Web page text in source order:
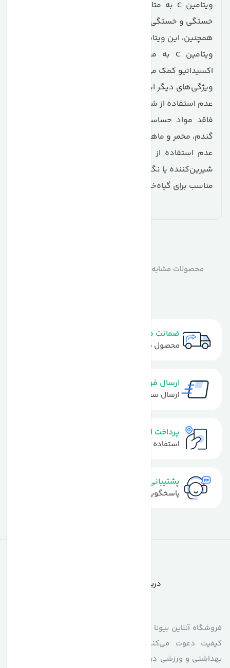
ویتامین C به متابولیسم طبیعی تولید انرژی و کاهش
خستگی و خستگی کمک می‌کند.
همچنین، این ویتامین باعث افزایش جذب آهن می‌شود.
ویتامین C به محافظت از سلول‌ها در برابر استرس
اکسیداتیو کمک می‌کند.
ویژگی‌های دیگر این محصول شامل:
عدم استفاده از شیرین‌کننده‌های مصنوعی.
فاقد مواد حساسیت‌زا مانند شیر، لاکتوز، سویا، گلوتن،
گندم، مخمر و ماهی.
عدم استفاده از هیچ‌گونه رنگ، طعم‌دهنده مصنوعی،
شیرین‌کننده یا نگهدارنده.
مناسب برای گیاه‌خواران.
ضمانت مرجوعی
محصول نباید آسیب دیده باشد
ارسال فوری
ارسال سفارش در کمترین زمان ممکن
پرداخت امن
استفاده از روش‌های پرداخت امن
پشتیبانی سریع
پاسخگویی سریع به تماس‌ها و پیام‌ها
درباره فروشگاه آنلاین بیونا
فروشگاه آنلاین بیونا با افتخار شما را به دنیای محصولات اصل و با
کیفیت دعوت می‌کند. تنوع گسترده‌ای از محصولات آرایشی،
بهداشتی و ورزشی در فروشگاه آنلاین بیونا در انتظار شماست. از